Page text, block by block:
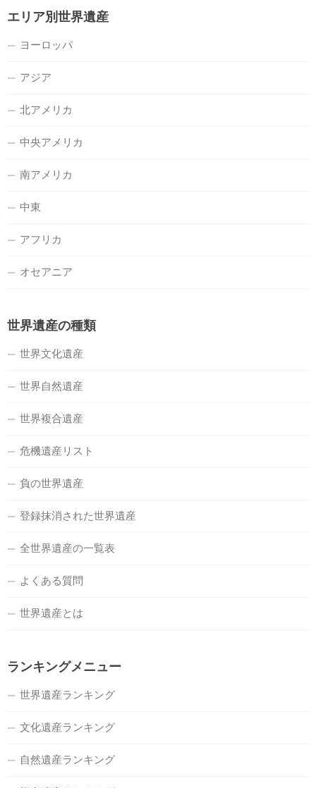
エリア別世界遺産
ヨーロッパ
アジア
北アメリカ
中央アメリカ
南アメリカ
中東
アフリカ
オセアニア
世界遺産の種類
世界文化遺産
世界自然遺産
世界複合遺産
危機遺産リスト
負の世界遺産
登録抹消された世界遺産
全世界遺産の一覧表
よくある質問
世界遺産とは
ランキングメニュー
世界遺産ランキング
文化遺産ランキング
自然遺産ランキング